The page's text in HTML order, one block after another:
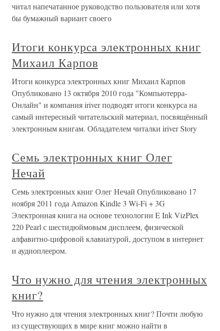
читал напечатанное руководство пользователя или хотя
бы бумажный вариант своего
Итоги конкурса электронных книг
Михаил Карпов
Итоги конкурса электронных книг Михаил Карпов
Опубликовано 13 октября 2010 года "Компьютерра-
Онлайн" и компания iriver подводят итоги конкурса на
самый интересный читательский материал, посвящённый
электронным книгам. Обладателем читалки iriver Story
Семь электронных книг Олег
Нечай
Семь электронных книг Олег Нечай Опубликовано 17
ноября 2011 года Amazon Kindle 3 Wi-Fi + 3G
Электронная книга на основе технологии E Ink VizPlex
220 Pearl с шестидюймовым дисплеем, физической
алфавитно-цифровой клавиатурой, доступом в интернет
и аудиоплеером.
Что нужно для чтения электронных
книг?
Что нужно для чтения электронных книг? Почти любую
из существующих в мире книг можно найти в